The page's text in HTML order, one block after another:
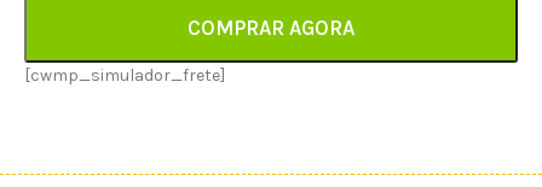
COMPRAR AGORA
[cwmp_simulador_frete]